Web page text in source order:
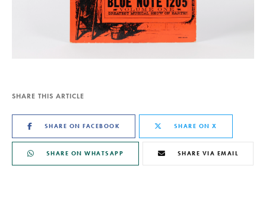
SHARE THIS ARTICLE
SHARE ON FACEBOOK SHARE ON X
SHARE ON WHATSAPP SHARE VIA EMAIL